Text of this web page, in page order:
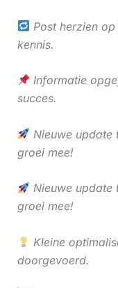
Post herzien
kennis.
Informatie
succes.
Nieuwe
groei mee!
Nieuwe
groei mee!
Kleine
doorgevoerd.